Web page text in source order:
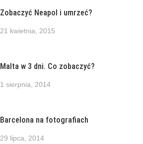
Zobaczyć Neapol i umrzeć?
21 kwietnia, 2015
Malta w 3 dni. Co zobaczyć?
1 sierpnia, 2014
Barcelona na fotografiach
29 lipca, 2014